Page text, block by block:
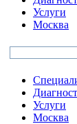
Услуги
Москва
Услуги
Москва